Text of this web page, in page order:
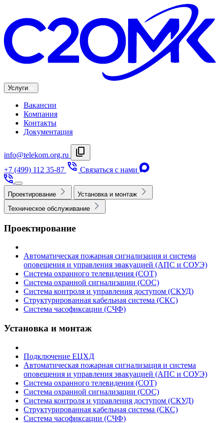
Услуги
Вакансии
Компания
Контакты
Документация
info@telekom.org.ru
+7 (499) 112 35-87
Связаться с нами
Проектирование
Установка и монтаж
Техническое обслуживание
Проектирование
Автоматическая пожарная сигнализация и система
оповещения и управления эвакуацией (АПС и СОУЭ)
Система охранного телевидения (СОТ)
Система охранной сигнализации (СОС)
Система контроля и управления доступом (СКУД)
Структурированная кабельная система (СКС)
Система часофиксации (СЧФ)
Установка и монтаж
Подключение ЕЦХД
Автоматическая пожарная сигнализация и система
оповещения и управления эвакуацией (АПС и СОУЭ)
Система охранного телевидения (СОТ)
Система охранной сигнализации (СОС)
Система контроля и управления доступом (СКУД)
Структурированная кабельная система (СКС)
Система часофиксации (СЧФ)